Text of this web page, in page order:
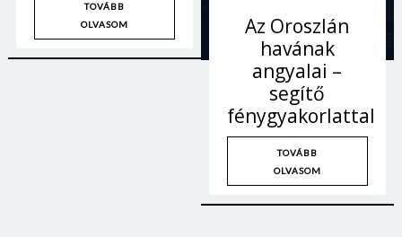
TOVÁBB
OLVASOM
Az Oroszlán
havának
angyalai –
segítő
fénygyakorlattal
TOVÁBB
OLVASOM